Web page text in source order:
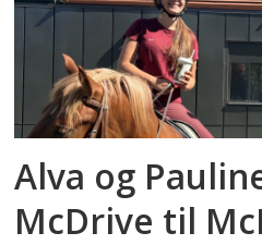
Alva og
McDrive til